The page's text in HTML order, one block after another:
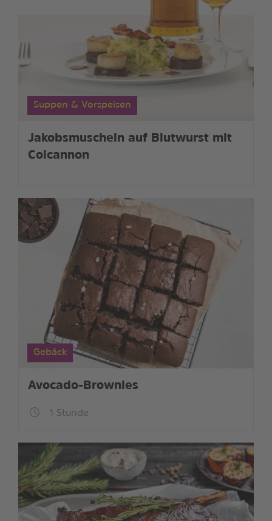
Suppen & Vorspeisen
Jakobsmuscheln auf Blutwurst mit
Colcannon
Gebäck
Avocado-Brownies
1 Stunde